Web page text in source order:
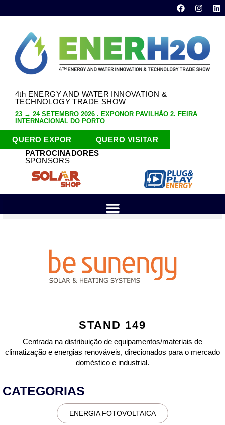
4th ENERGY AND WATER INNOVATION &
TECHNOLOGY TRADE SHOW
23 → 24 SETEMBRO 2026 . EXPONOR PAVILHÃO 2. FEIRA
INTERNACIONAL DO PORTO
QUERO EXPOR
QUERO VISITAR
PATROCINADORES
SPONSORS
STAND 149
Centrada na distribuição de equipamentos/materiais de
climatização e energias renováveis, direcionados para o mercado
doméstico e industrial.
CATEGORIAS
ENERGIA FOTOVOLTAICA